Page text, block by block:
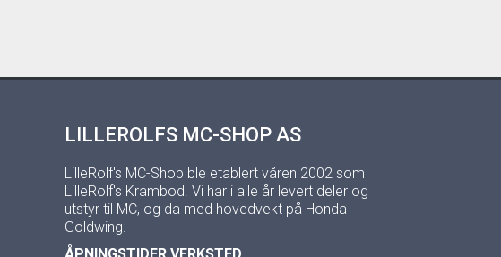
LILLEROLFS MC-SHOP AS
LilleRolf's MC-Shop ble etablert våren 2002 som
LilleRolf's Krambod. Vi har i alle år levert deler og
utstyr til MC, og da med hovedvekt på Honda
Goldwing.